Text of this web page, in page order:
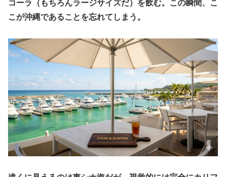
コーラ（もちろんラージサイズだ）を飲む。この瞬間、こ
こが沖縄であることを忘れてしまう。